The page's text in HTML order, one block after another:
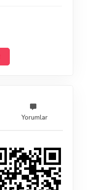
Yorumlar